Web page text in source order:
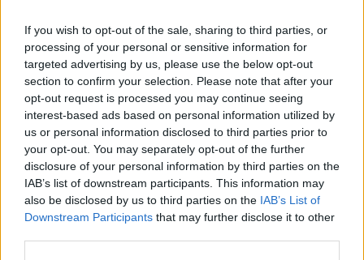
If you wish to opt-out of the sale, sharing to third parties, or
processing of your personal or sensitive information for
targeted advertising by us, please use the below opt-out
section to confirm your selection. Please note that after your
opt-out request is processed you may continue seeing
interest-based ads based on personal information utilized by
us or personal information disclosed to third parties prior to
your opt-out. You may separately opt-out of the further
disclosure of your personal information by third parties on the
IAB’s list of downstream participants. This information may
also be disclosed by us to third parties on the IAB’s List of
Downstream Participants that may further disclose it to other
Παρότι η υπηρεσία εμπλουτίζεται με νέα δυνατότητα για